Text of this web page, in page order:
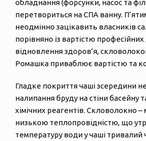
обладнання (форсунки, насос та
перетвориться на СПА ванну.
неодмінно зацікавить власників
порівняно із вартістю
відновлення здоров’я,
Ромашка приваблює вартістю та
Гладке покриття чаші зсередини
налипання бруду на стіни басейну
хімічних реагентів. Скловолокно –
низькою теплопровідністю, що
температуру води у чаші тривалий